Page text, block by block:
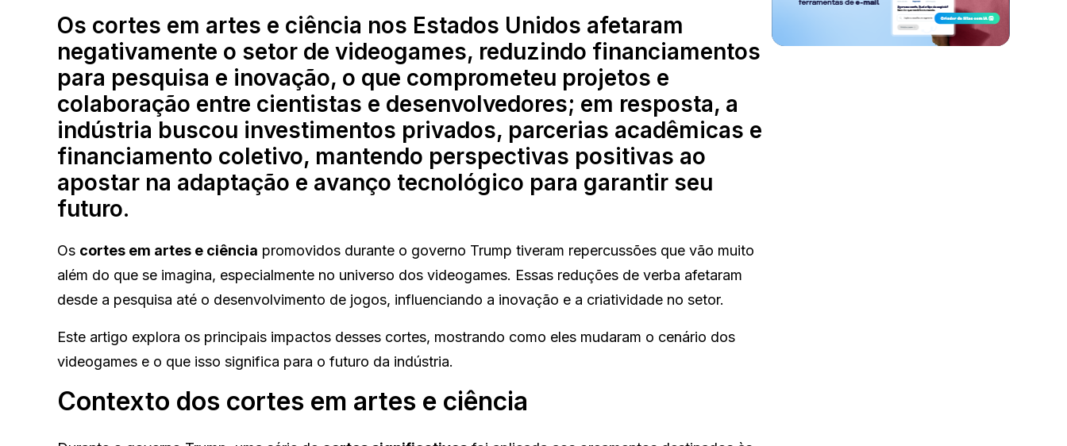
Os cortes em artes e ciência nos Estados Unidos afetaram
negativamente o setor de videogames, reduzindo financiamentos
para pesquisa e inovação, o que comprometeu projetos e
colaboração entre cientistas e desenvolvedores; em resposta, a
indústria buscou investimentos privados, parcerias acadêmicas e
financiamento coletivo, mantendo perspectivas positivas ao
apostar na adaptação e avanço tecnológico para garantir seu
futuro.
Os cortes em artes e ciência promovidos durante o governo Trump tiveram repercussões que vão muito
além do que se imagina, especialmente no universo dos videogames. Essas reduções de verba afetaram
desde a pesquisa até o desenvolvimento de jogos, influenciando a inovação e a criatividade no setor.
Este artigo explora os principais impactos desses cortes, mostrando como eles mudaram o cenário dos
videogames e o que isso significa para o futuro da indústria.
Contexto dos cortes em artes e ciência